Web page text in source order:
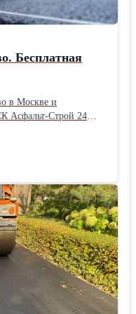
Бесплатная
в Москве и
сотни
участки,
асфальтовой крошки,
подготовку
Выезд
бесплатно. Есть
не зависим от аренды
заказы
до крупных
даём скидку до 10%.
найдёте
и предложить